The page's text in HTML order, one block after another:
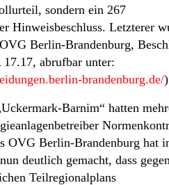
sondern ein 267
Hinweisbeschluss. Letzterer
Berlin-Brandenburg,
abrufbar unter:
brandenburg.de/
Barnim“ hatten
OVG Berlin-Brandenburg hat
deutlich gemacht, dass
Teilregionalplans